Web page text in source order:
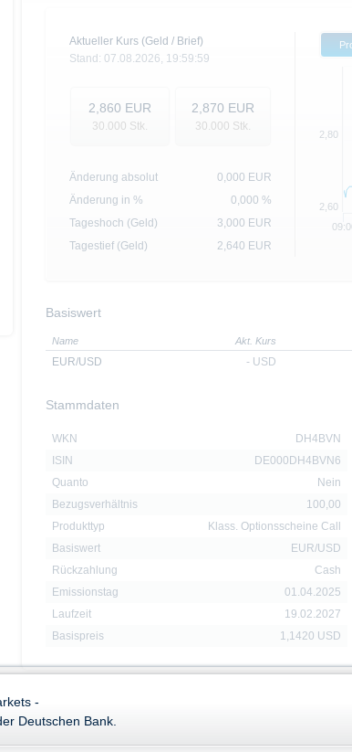
Aktueller Kurs (Geld / Brief)
Stand: 07.08.2026, 19:59:59
2,860 EUR
30.000 Stk.
2,870 EUR
30.000 Stk.
Änderung absolut 0,000 EUR
Änderung in %
0,000 %
Tageshoch (Geld)
3,000 EUR
Tagestief (Geld)
2,640 EUR
2,60
2,80
Basiswert
Name Akt. Kurs
EUR/USD - USD
Stammdaten
WKN
DH4BVN
ISIN
DE000DH4BVN6
Quanto
Nein
Bezugsverhältnis
100,00
Produkttyp
Klass. Optionsscheine Call
Basiswert
EUR/USD
Rückzahlung
Cash
Emissionstag
01.04.2025
Laufzeit
19.02.2027
Basispreis
1,1420 USD
-
Deutschen Bank.